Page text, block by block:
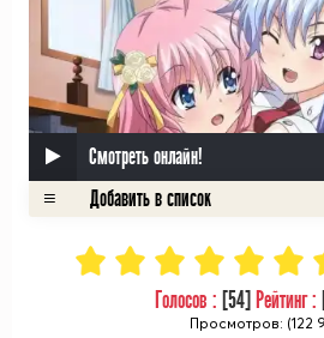
Смотреть онлайн!
Голосов : [54] Рейтинг :
Просмотров: (122